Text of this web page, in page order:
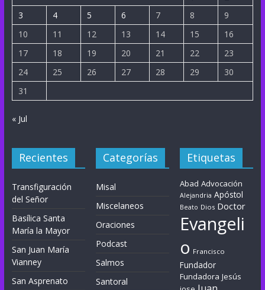
3
4 5 6 7 8
9
10
11 12 13 14 15
16
17
18 19 20 21 22
23
24
25 26 27 28 29
30
31
« Jul
Recientes
Transfiguración
del Señor
Basílica Santa
María la Mayor
San Juan María
Vianney
San Asprenato
Categorías
Misal
Miscelaneos
Oraciones
Podcast
Salmos
Santoral
Etiquetas
Abad Advocación
Alejandria Apóstol
Beato Dios Doctor
Evangeli
o Francisco
Fundador
Fundadora Jesús